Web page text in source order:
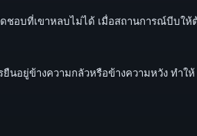
ชอบที่เขาหลบไม่ได้ เมื่อสถานการณ์บีบให้
นอยู่ข้างความกลัวหรือข้างความหวัง ทำให้